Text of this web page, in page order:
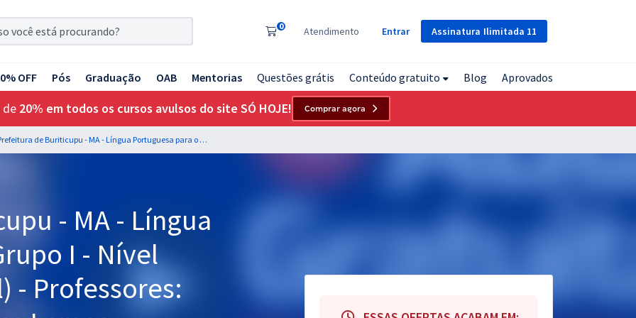
Assinatura Ilimitada 11
0 Atendimento Entrar
OFF Pós Graduação OAB Mentorias Questões grátis Conteúdo gratuito Blog Aprovados
de 20% em todos os cursos avulsos do site SÓ HOJE! Comprar agora
Prefeitura de Buriticupu - MA - Língua Portuguesa para o Grupo I - Nível Superior (Pós-edital) - Professores: Letícia Bastos e Lucas Lemos
- MA - Língua
I - Nível
- Professores: